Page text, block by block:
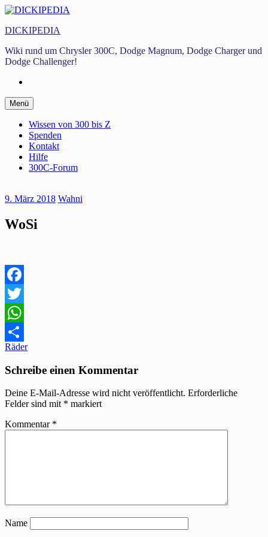
Zum
springen
DICKIPEDIA
Wiki rund um Chrysler 300C, Dodge Magnum, Dodge Charger und
Dodge Challenger!
Menü Zum
Inhalt
springen
Wissen von 300 bis Z
Spenden
Kontakt
Hilfe
300C-Forum
9. März 2018 Wahni
WoSi
Facebook
Twitter
WhatsApp
Teilen
Beitragsnavigation
Räder
Schreibe einen Kommentar
Deine E-Mail-Adresse wird nicht veröffentlicht. Erforderliche
Felder sind mit * markiert
Kommentar *
Name